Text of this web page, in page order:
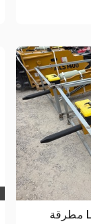
2026 LYALS ALS680 45 in مطرقة